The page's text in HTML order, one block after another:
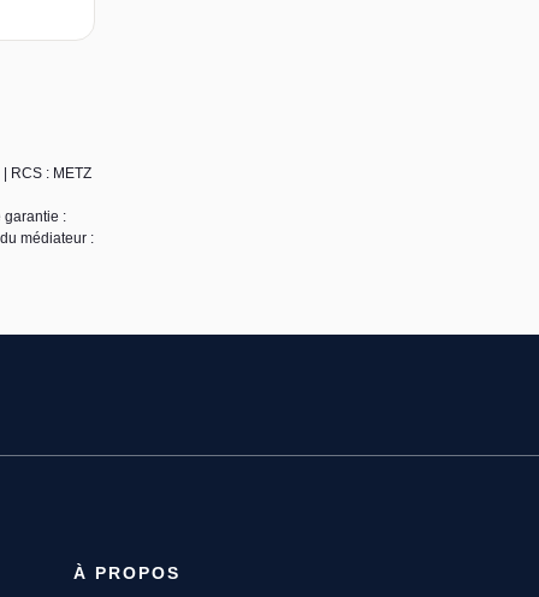
RCS : METZ
garantie :
médiateur :
À PROPOS